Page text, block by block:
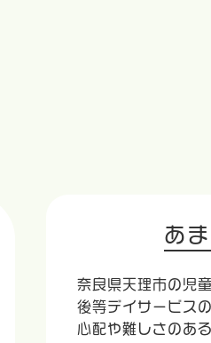
あ
奈良県天理市の児
後等デイサービス
心配や難しさのあ